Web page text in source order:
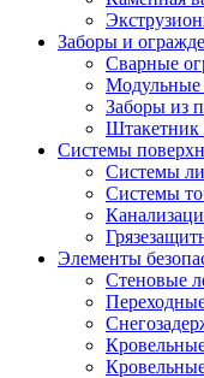
Заборы и
Сварные
Модульные
Заборы из
Штакетник
Системы
Системы
Системы
Элементы
Стеновые